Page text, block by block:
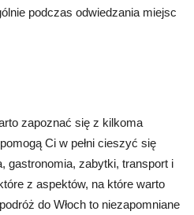
podczas odwiedzania miejsc
zapoznać się z kilkoma
Ci w pełni cieszyć się
gastronomia, zabytki, transport i
z aspektów, na które warto
do Włoch to niezapomniane